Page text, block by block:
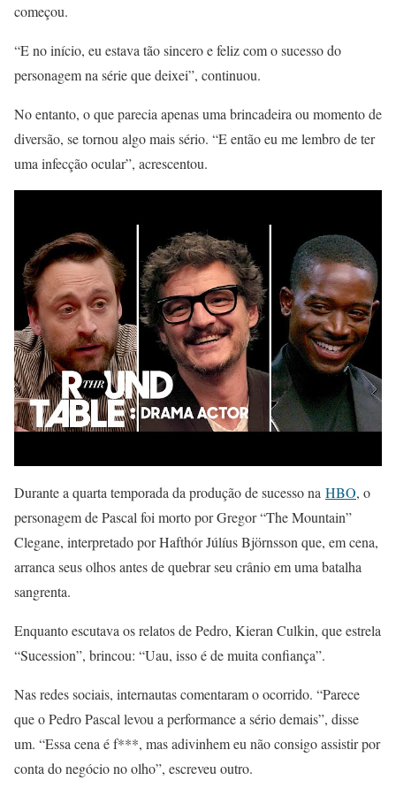
começou.
“E no início, eu estava tão sincero e feliz com o sucesso do
personagem na série que deixei”, continuou.
No entanto, o que parecia apenas uma brincadeira ou momento de
diversão, se tornou algo mais sério. “E então eu me lembro de ter
uma infecção ocular”, acrescentou.
Durante a quarta temporada da produção de sucesso na HBO, o
personagem de Pascal foi morto por Gregor “The Mountain”
Clegane, interpretado por Hafthór Júlíus Björnsson que, em cena,
arranca seus olhos antes de quebrar seu crânio em uma batalha
sangrenta.
Enquanto escutava os relatos de Pedro, Kieran Culkin, que estrela
“Sucession”, brincou: “Uau, isso é de muita confiança”.
Nas redes sociais, internautas comentaram o ocorrido. “Parece
que o Pedro Pascal levou a performance a sério demais”, disse
um. “Essa cena é f***, mas adivinhem eu não consigo assistir por
conta do negócio no olho”, escreveu outro.